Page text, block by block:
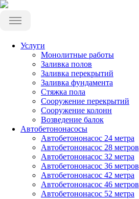
Услуги
Монолитные работы
Заливка полов
Заливка перекрытий
Заливка фундамента
Стяжка пола
Сооружение перекрытий
Сооружение колонн
Возведение балок
Автобетононасосы
Автобетононасос 24 метра
Автобетононасос 28 метров
Автобетононасос 32 метра
Автобетононасос 36 метров
Автобетононасос 42 метра
Автобетононасос 46 метров
Автобетононасос 52 метра